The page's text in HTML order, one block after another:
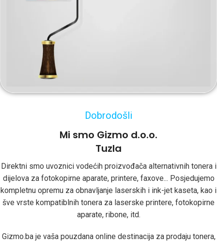
Dobrodošli
Mi smo Gizmo d.o.o.
Tuzla
Direktni smo uvoznici vodećih proizvođača alternativnih tonera i
dijelova za fotokopirne aparate, printere, faxove... Posjedujemo
kompletnu opremu za obnavljanje laserskih i ink-jet kaseta, kao i
šve vrste kompatiblnih tonera za laserske printere, fotokopirne
aparate, ribone, itd.
Gizmo.ba je vaša pouzdana online destinacija za prodaju tonera,